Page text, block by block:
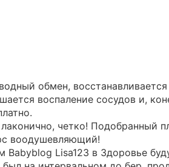
обмен,
воспаление сосудов и,
четко! Подобранный
воодушевляющий!
Babyblog Lisa123 в Здоровье